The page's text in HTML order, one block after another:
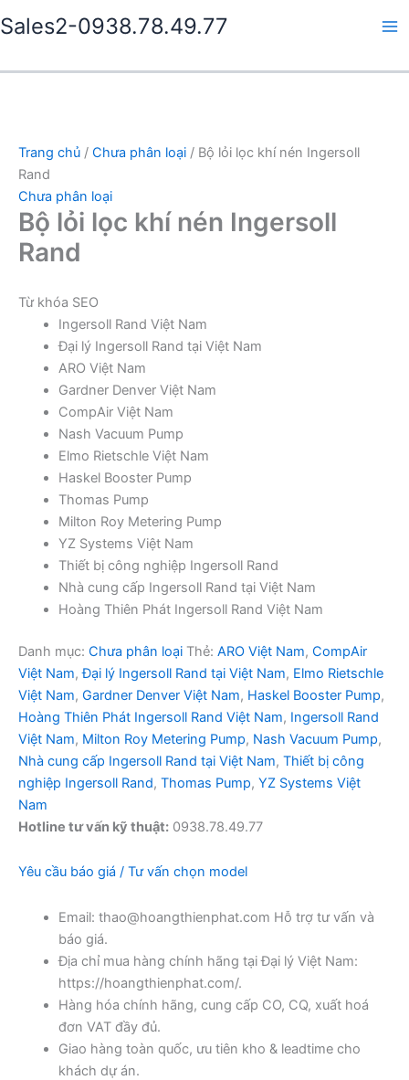
tới
dung
Sales2-0938.78.49.77
Trang chủ / Chưa phân loại / Bộ lỏi lọc khí nén Ingersoll
Rand
Chưa phân loại
Bộ lỏi lọc khí nén Ingersoll
Rand
Từ khóa SEO
Ingersoll Rand Việt Nam
Đại lý Ingersoll Rand tại Việt Nam
ARO Việt Nam
Gardner Denver Việt Nam
CompAir Việt Nam
Nash Vacuum Pump
Elmo Rietschle Việt Nam
Haskel Booster Pump
Thomas Pump
Milton Roy Metering Pump
YZ Systems Việt Nam
Thiết bị công nghiệp Ingersoll Rand
Nhà cung cấp Ingersoll Rand tại Việt Nam
Hoàng Thiên Phát Ingersoll Rand Việt Nam
Danh mục: Chưa phân loại Thẻ: ARO Việt Nam, CompAir
Việt Nam,Đại lý Ingersoll Rand tại Việt Nam, Elmo Rietschle
Việt Nam, Gardner Denver Việt Nam, Haskel Booster Pump,
Hoàng Thiên Phát Ingersoll Rand Việt Nam, Ingersoll Rand
Việt Nam, Milton Roy Metering Pump, Nash Vacuum Pump,
Nhà cung cấp Ingersoll Rand tại Việt Nam, Thiết bị công
nghiệp Ingersoll Rand, Thomas Pump, YZ Systems Việt
Nam
Hotline tư vấn kỹ thuật: 0938.78.49.77
Yêu cầu báo giá / Tư vấn chọn model
Email: thao@hoangthienphat.com Hỗ trợ tư vấn và
báo giá.
Địa chỉ mua hàng chính hãng tại Đại lý Việt Nam:
https://hoangthienphat.com/.
Hàng hóa chính hãng, cung cấp CO, CQ, xuất hoá
đơn VAT đầy đủ.
Giao hàng toàn quốc, ưu tiên kho & leadtime cho
khách dự án.